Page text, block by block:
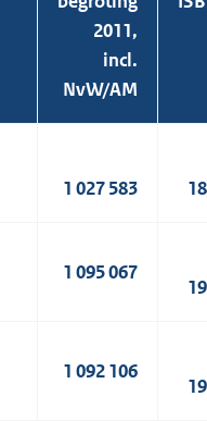
2011,
incl.
NvW/AM
1 027 583
1 095 067
1 092 106